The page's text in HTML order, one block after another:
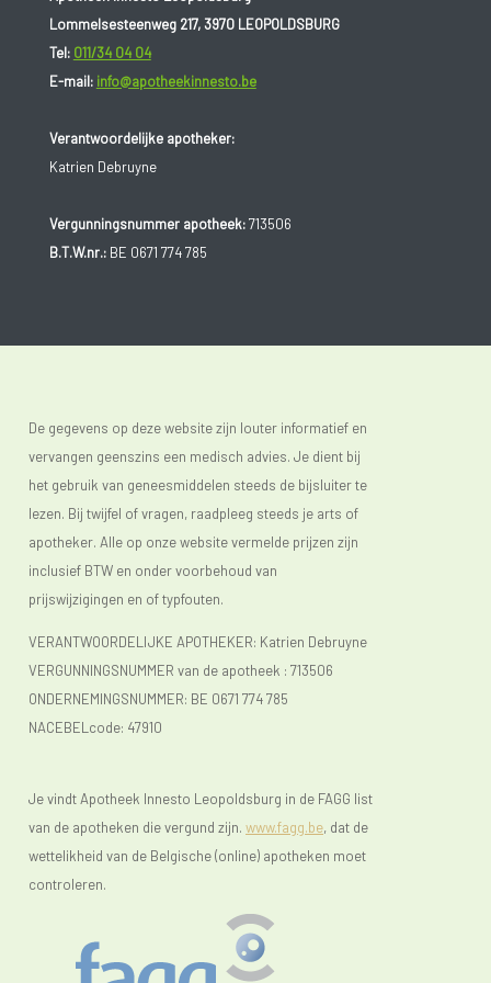
hoorbescherming.
Lommelsesteenweg 217, 3970 LEOPOLDSBURG
Tel: 011/34 04 04
E-mail: info@apotheekinnesto.be
Verantwoordelijke apotheker:
Katrien Debruyne
Vergunningsnummer apotheek:713506
B.T.W.nr.:BE 0671 774 785
De gegevens op deze website zijn louter informatief en
vervangen geenszins een medisch advies. Je dient bij
het gebruik van geneesmiddelen steeds de bijsluiter te
lezen. Bij twijfel of vragen, raadpleeg steeds je arts of
apotheker. Alle op onze website vermelde prijzen zijn
inclusief BTW en onder voorbehoud van
prijswijzigingen en of typfouten.
VERANTWOORDELIJKE APOTHEKER: Katrien Debruyne
VERGUNNINGSNUMMER van de apotheek : 713506
ONDERNEMINGSNUMMER: BE 0671 774 785
NACEBELcode: 47910
Je vindt Apotheek Innesto Leopoldsburg in de FAGG list
van de apotheken die vergund zijn. www.fagg.be, dat de
wettelikheid van de Belgische (online) apotheken moet
controleren.